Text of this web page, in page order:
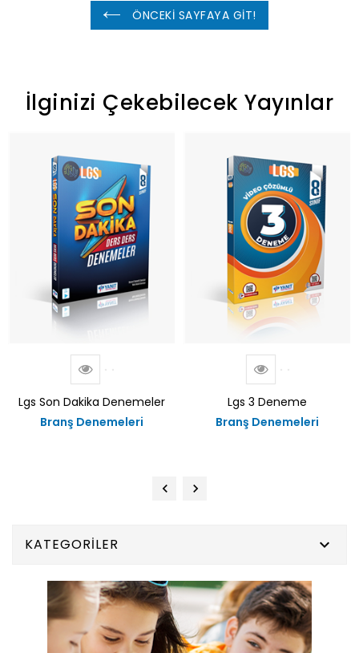
ÖNCEKİ SAYFAYA GİT!
İlginizi Çekebilecek Yayınlar
Lgs Son Dakika Denemeler
Branş Denemeleri
Lgs 3 Deneme
Branş Denemeleri
KATEGORILER 